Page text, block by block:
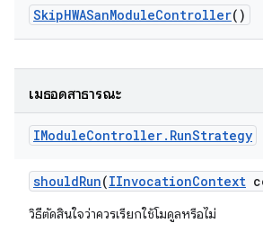
SkipHWASanModuleController()
เมธอดสาธารณะ
IModuleController. RunStrategy
shouldRun(IInvocationContext
วิธีตัดสินใจว่าควรเรียกใช้โมดูลหรือไม่